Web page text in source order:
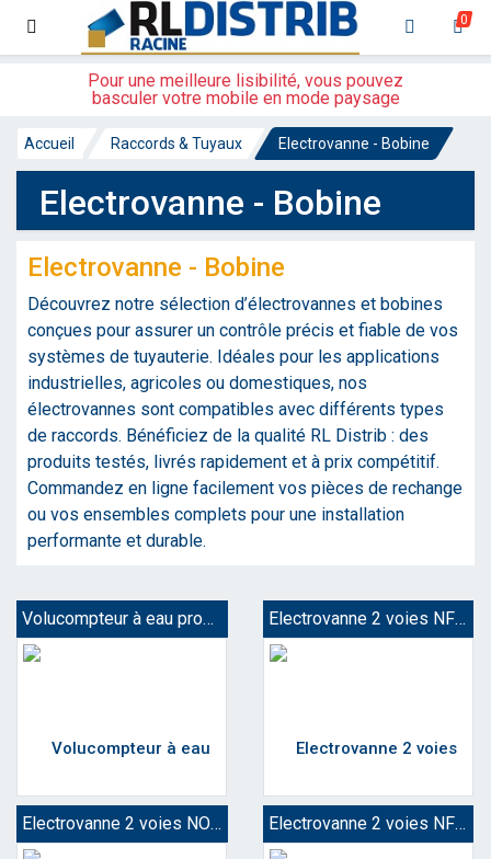
0
Pour une meilleure lisibilité, vous pouvez
basculer votre mobile en mode paysage
Accueil Raccords & Tuyaux Electrovanne - Bobine
Electrovanne - Bobine
Electrovanne - Bobine
Découvrez notre sélection d’électrovannes et bobines
conçues pour assurer un contrôle précis et fiable de vos
systèmes de tuyauterie. Idéales pour les applications
industrielles, agricoles ou domestiques, nos
électrovannes sont compatibles avec différents types
de raccords. Bénéficiez de la qualité RL Distrib : des
produits testés, livrés rapidement et à prix compétitif.
Commandez en ligne facilement vos pièces de rechange
ou vos ensembles complets pour une installation
performante et durable.
Volucompteur à eau programmable Electrovanne 2 voies NF - Action indirecte
Electrovanne 2 voies NO - Action indirecte Electrovanne 2 voies NF - Action directe